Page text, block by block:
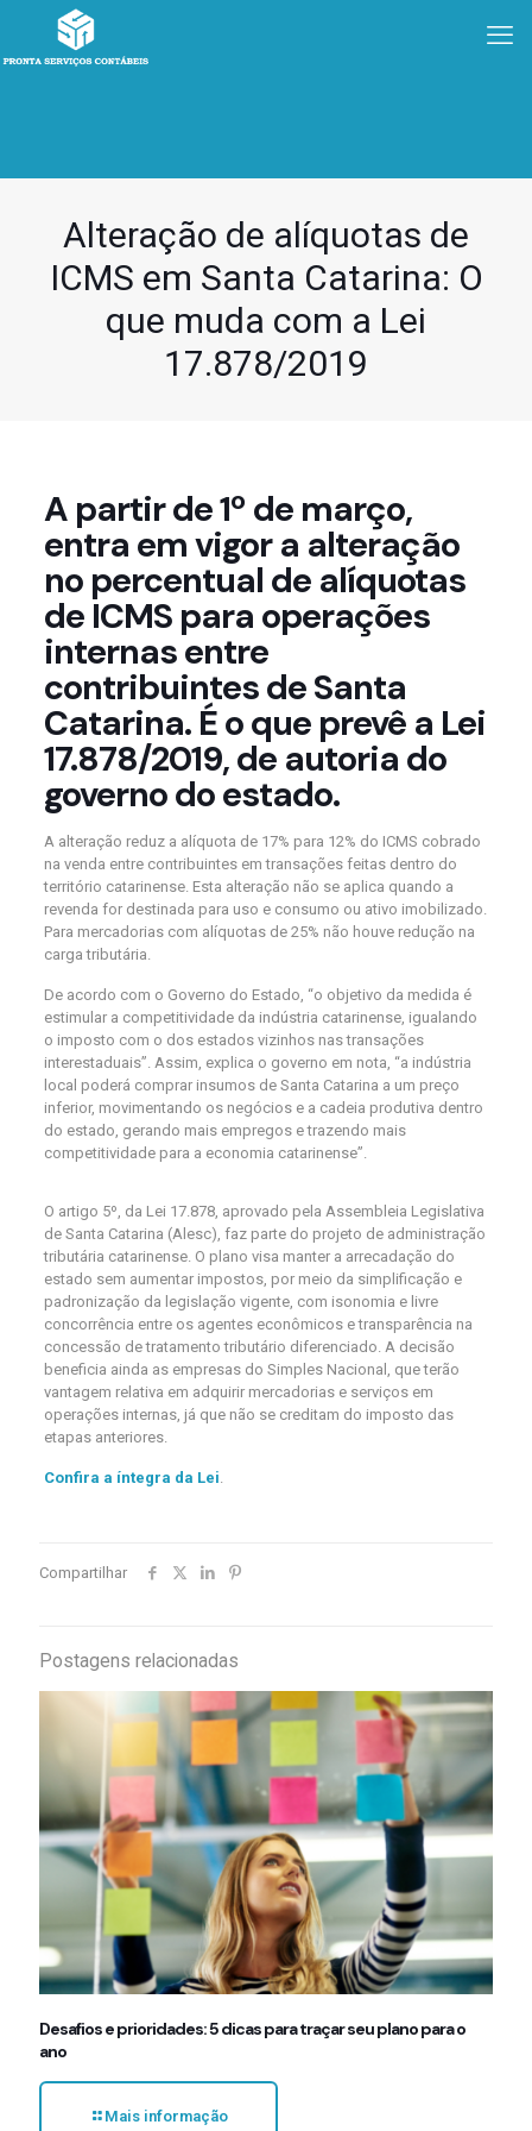
Alteração de alíquotas de
ICMS em Santa Catarina: O
que muda com a Lei
17.878/2019
A partir de 1º de março,
entra em vigor a alteração
no percentual de alíquotas
de ICMS para operações
internas entre
contribuintes de Santa
Catarina. É o que prevê a Lei
17.878/2019, de autoria do
governo do estado.
A alteração reduz a alíquota de 17% para 12% do ICMS cobrado
na venda entre contribuintes em transações feitas dentro do
território catarinense. Esta alteração não se aplica quando a
revenda for destinada para uso e consumo ou ativo imobilizado.
Para mercadorias com alíquotas de 25% não houve redução na
carga tributária.
De acordo com o Governo do Estado, “o objetivo da medida é
estimular a competitividade da indústria catarinense, igualando
o imposto com o dos estados vizinhos nas transações
interestaduais”. Assim, explica o governo em nota, “a indústria
local poderá comprar insumos de Santa Catarina a um preço
inferior, movimentando os negócios e a cadeia produtiva dentro
do estado, gerando mais empregos e trazendo mais
competitividade para a economia catarinense”.
O artigo 5º, da Lei 17.878, aprovado pela Assembleia Legislativa
de Santa Catarina (Alesc), faz parte do projeto de administração
tributária catarinense. O plano visa manter a arrecadação do
estado sem aumentar impostos, por meio da simplificação e
padronização da legislação vigente, com isonomia e livre
concorrência entre os agentes econômicos e transparência na
concessão de tratamento tributário diferenciado. A decisão
beneficia ainda as empresas do Simples Nacional, que terão
vantagem relativa em adquirir mercadorias e serviços em
operações internas, já que não se creditam do imposto das
etapas anteriores.
Confira a íntegra da Lei.
Compartilhar
Postagens relacionadas
Desafios e prioridades: 5 dicas para traçar seu plano para o
ano
Mais informação